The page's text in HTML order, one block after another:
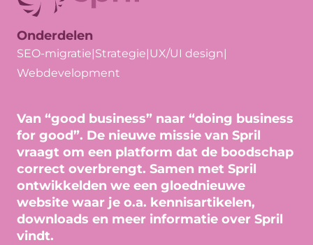
Onderdelen
SEO-migratie Strategie UX/UI design
Webdevelopment
Van “good business” naar “doing business
for good”. De nieuwe missie van Spril
vraagt om een platform dat de boodschap
correct overbrengt. Samen met Spril
ontwikkelden we een gloednieuwe
website waar je o.a. kennisartikelen,
downloads en meer informatie over Spril
vindt.